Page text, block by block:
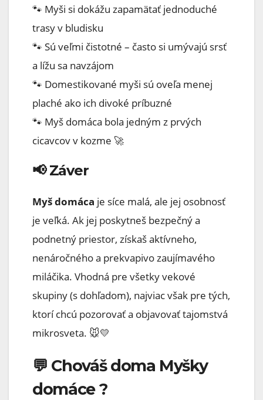
🐾 Myši si dokážu zapamätať jednoduché
trasy v bludisku
🐾 Sú veľmi čistotné – často si umývajú srsť
a lížu sa navzájom
🐾 Domestikované myši sú oveľa menej
plaché ako ich divoké príbuzné
🐾 Myš domáca bola jedným z prvých
cicavcov v kozme 🚀
📢 Záver
Myš domáca je síce malá, ale jej osobnosť
je veľká. Ak jej poskytneš bezpečný a
podnetný priestor, získaš aktívneho,
nenáročného a prekvapivo zaujímavého
miláčika. Vhodná pre všetky vekové
skupiny (s dohľadom), najviac však pre tých,
ktorí chcú pozorovať a objavovať tajomstvá
mikrosveta. 🐭💛
💬 Chováš doma Myšky
domáce ?